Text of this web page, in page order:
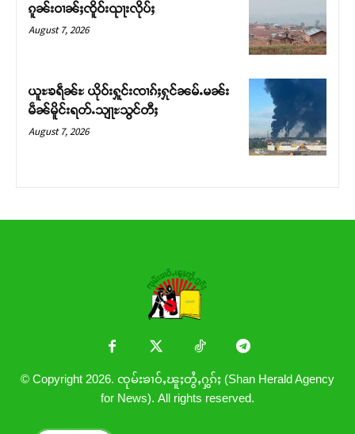
ဝ်ႇၽူႈတွႆႇႁွၵ်ႈ လႆႈယူႇၶႃႈဢေႃႈ။
ၵူၼ်းဝၢၼ်ႈၸိူဝ်းၺႃးလိုပ်ႈ
August 7, 2026
ယူႊၶရဵၼ်ႊ ယိုဝ်းႁူင်းၸၢၵ်ႈႁုင်ၼမ်ႉမၼ်း
မဵၼ်မိူင်းရတ်ႉသျႃႊသွင်တီႈ
August 7, 2026
© Copyright 2026. ၸုမ်းၶၢဝ်ႇၽူႈတွႆႇႁွၵ်ႈ (Shan Herald Agency
for News). All rights reserved.